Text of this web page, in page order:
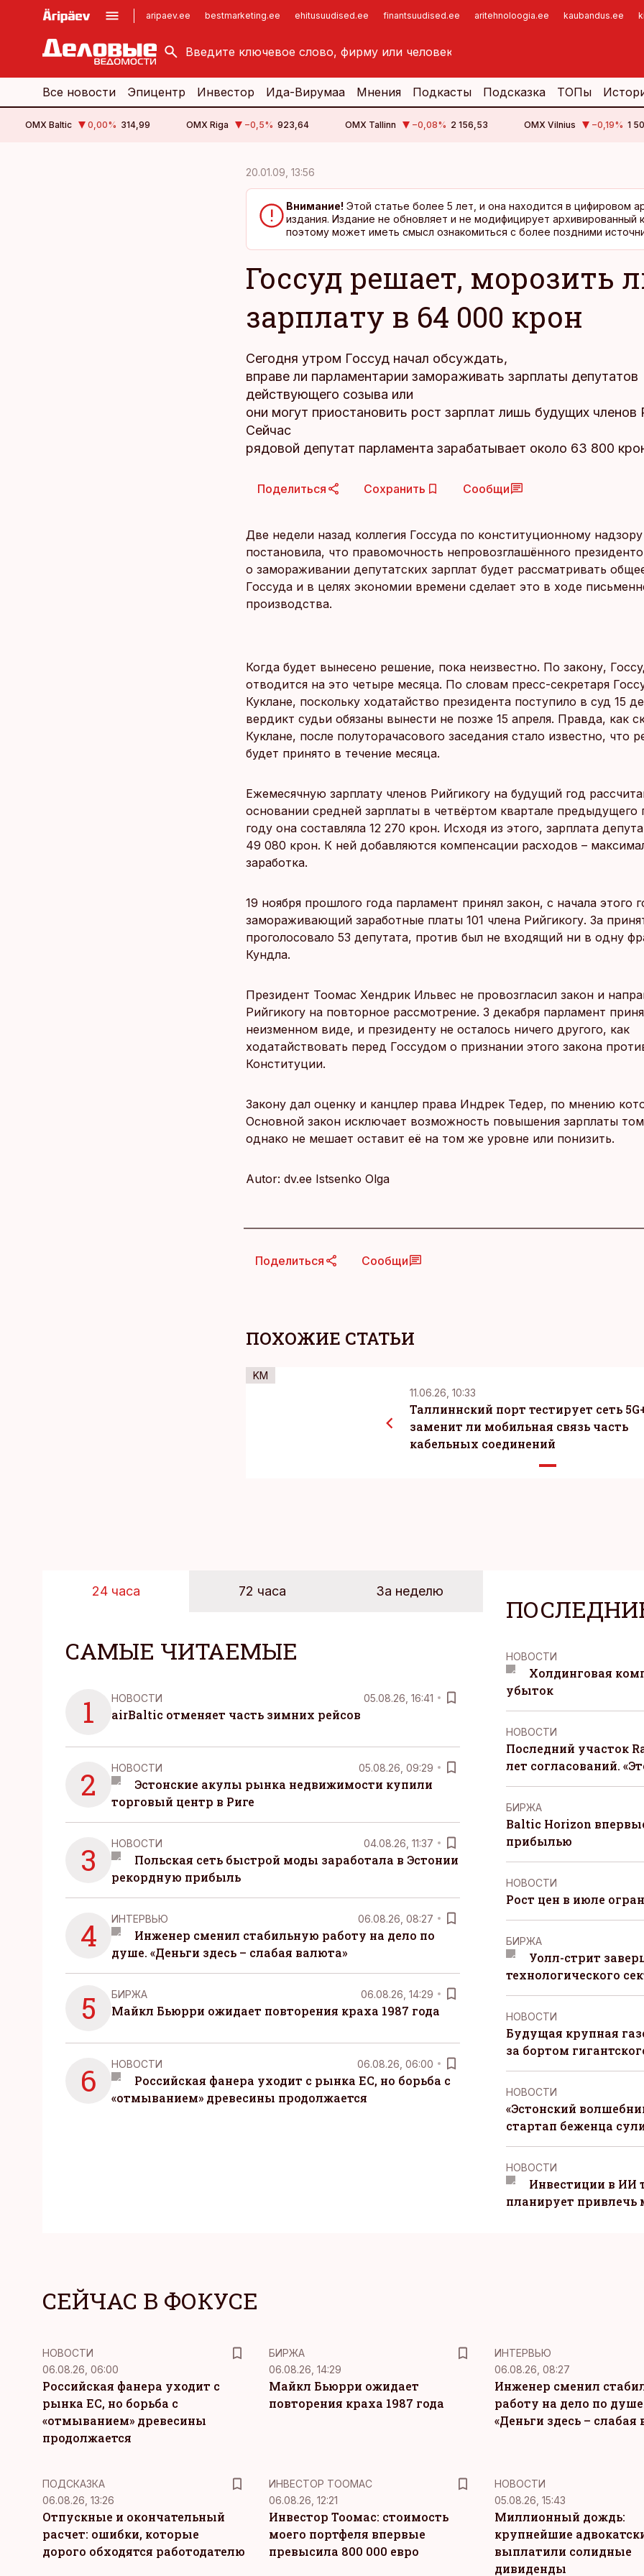
aripaev.ee bestmarketing.ee ehitusuudised.ee finantsuudised.ee aritehnoloogia.ee kaubandus.ee
kinnisvarauudised.ee
logistikauudised.ee
imelineajalugu.ee
Все новости Эпицентр Инвестор Ида-Вирумаа Мнения Подкасты Подсказка ТОПы
OMX Baltic 0,00% 314,99 OMX Riga −0,5% 923,64 OMX Tallinn −0,08% 2 156,53 OMX Vilnius −0,19% 1
20.01.09, 13:56
Внимание! Этой статье более 5 лет, и она находится в цифировом
издания. Издание не обновляет и не модифицирует архивированный
поэтому может иметь смысл ознакомиться с более поздними
Госсуд решает, морозить
зарплату в 64 000 крон
Сегодня утром Госсуд начал обсуждать,
вправе ли парламентарии замораживать зарплаты депутатов
действующего созыва или
они могут приостановить рост зарплат лишь будущих членов
Сейчас
рядовой депутат парламента зарабатывает около 63 800
Поделиться Сохранить Сообщи
Две недели назад коллегия Госсуда по конституционному надзору
постановила, что правомочность непровозглашённого
о замораживании депутатских зарплат будет рассматривать
Госсуда и в целях экономии времени сделает это в ходе
производства.
Когда будет вынесено решение, пока неизвестно. По закону,
отводится на это четыре месяца. По словам пресс-секретаря
Куклане, поскольку ходатайство президента поступило в суд 15
вердикт судьи обязаны вынести не позже 15 апреля. Правда, как
Куклане, после полуторачасового заседания стало известно, что
будет принято в течение месяца.
Ежемесячную зарплату членов Рийгикогу на будущий год
основании средней зарплаты в четвёртом квартале предыдущего
году она составляла 12 270 крон. Исходя из этого, зарплата
49 080 крон. К ней добавляются компенсации расходов –
заработка.
19 ноября прошлого года парламент принял закон, с начала этого
замораживающий заработные платы 101 члена Рийгикогу. За
проголосовало 53 депутата, против был не входящий ни в одну
Кундла.
Президент Тоомас Хендрик Ильвес не провозгласил закон и
Рийгикогу на повторное рассмотрение. 3 декабря парламент
неизменном виде, и президенту не осталось ничего другого, как
ходатайствовать перед Госсудом о признании этого закона
Конституции.
Закону дал оценку и канцлер права Индрек Тедер, по мнению
Основной закон исключает возможность повышения зарплаты
однако не мешает оставит её на том же уровне или понизить.
Autor: dv.ee Istsenko Olga
Поделиться Сообщи
ПОХОЖИЕ СТАТЬИ
KM
11.06.26, 10:33
Таллиннский порт тестирует сеть
заменит ли мобильная связь часть
кабельных соединений
24 часа 72 часа За неделю
САМЫЕ ЧИТАЕМЫЕ
1 НОВОСТИ 05.08.26, 16:41
airBaltic отменяет часть зимних рейсов
2 НОВОСТИ 05.08.26, 09:29
Эстонские акулы рынка недвижимости купили
торговый центр в Риге
3 НОВОСТИ 04.08.26, 11:37
Польская сеть быстрой моды заработала в Эстонии
рекордную прибыль
4 ИНТЕРВЬЮ 06.08.26, 08:27
Инженер сменил стабильную работу на дело по
душе. «Деньги здесь – слабая валюта»
5 БИРЖА 06.08.26, 14:29
Майкл Бьюрри ожидает повторения краха 1987 года
6 НОВОСТИ 06.08.26, 06:00
Российская фанера уходит с рынка ЕС, но борьба с
«отмыванием» древесины продолжается
НОВОСТИ
Холдинговая
убыток
НОВОСТИ
Последний участок
лет согласований.
БИРЖА
Baltic Horizon
прибылью
НОВОСТИ
Рост цен в июле
БИРЖА
Уолл-стрит
технологического
НОВОСТИ
Будущая крупная
за бортом
НОВОСТИ
«Эстонский
стартап беженца
НОВОСТИ
Инвестиции в ИИ
планирует
СЕЙЧАС В ФОКУСЕ
НОВОСТИ
06.08.26, 06:00
Российская фанера уходит с
рынка ЕС, но борьба с
«отмыванием» древесины
продолжается
БИРЖА
06.08.26, 14:29
Майкл Бьюрри ожидает
повторения краха 1987 года
ИНТЕРВЬЮ
06.08.26, 08:27
Инженер сменил
работу на дело по
«Деньги здесь – слабая
ПОДСКАЗКА
06.08.26, 13:26
Отпускные и окончательный
расчет: ошибки, которые
дорого обходятся работодателю
ИНВЕСТОР ТООМАС
06.08.26, 12:21
Инвестор Тоомас: стоимость
моего портфеля впервые
превысила 800 000 евро
НОВОСТИ
05.08.26, 15:43
Миллионный дождь:
крупнейшие
выплатили солидные
дивиденды